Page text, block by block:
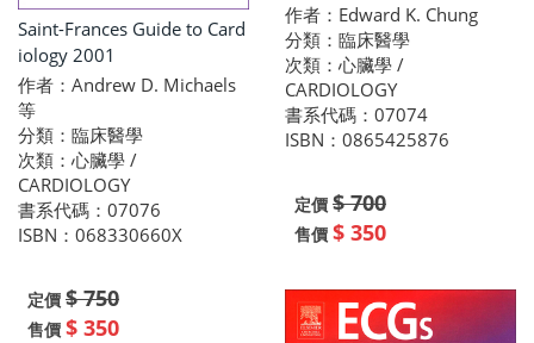
Saint-Frances Guide to Card
iology 2001
作者：Andrew D. Michaels
等
分類：臨床醫學
次類：心臟學 /
CARDIOLOGY
書系代碼：07076
ISBN：068330660X
定價 $ 750
售價 $ 350
作者：Edward K. Chung
分類：臨床醫學
次類：心臟學 /
CARDIOLOGY
書系代碼：07074
ISBN：0865425876
定價 $ 700
售價 $ 350